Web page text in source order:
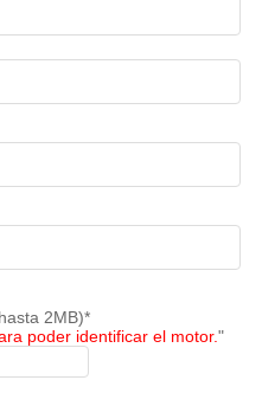
2MB)*
poder identificar el motor."